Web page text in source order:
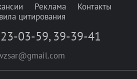
Реклама
Контакты
цитирования
03-59, 39-39-41